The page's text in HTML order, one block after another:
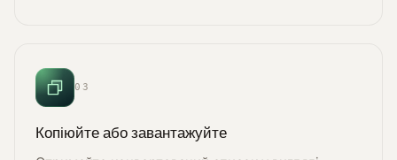
03
Копіюйте або завантажуйте